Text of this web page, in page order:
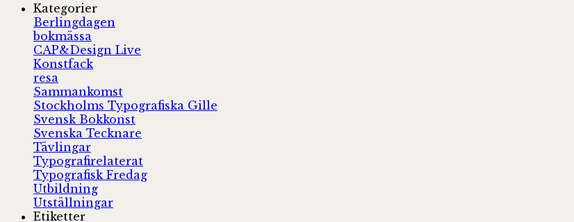
Kategorier
Berlingdagen
bokmässa
CAP&Design Live
Konstfack
resa
Sammankomst
Stockholms Typografiska Gille
Svensk Bokkonst
Svenska Tecknare
Tävlingar
Typografirelaterat
Typografisk Fredag
Utbildning
Utställningar
Etiketter